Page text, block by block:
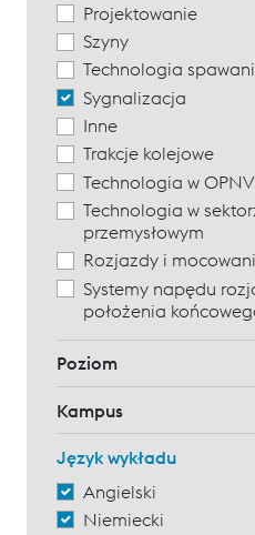
Projektowanie
Szyny
Technologia
Sygnalizacja
Inne
Trakcje kolejowe
Technologia w OPNV
Technologia w
przemysłowym
Rozjazdy i
Systemy napędu
położenia
Poziom
Kampus
Język wykładu
Angielski
Niemiecki